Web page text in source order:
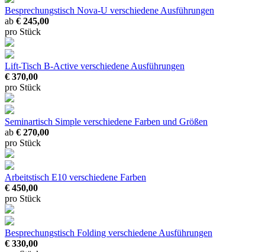
Besprechungstisch Nova-U verschiedene Ausführungen
ab € 245,00
pro Stück
Lift-Tisch B-Active verschiedene Ausführungen
€ 370,00
pro Stück
Seminartisch Simple verschiedene Farben und Größen
ab € 270,00
pro Stück
Arbeitstisch E10 verschiedene Farben
€ 450,00
pro Stück
Besprechungstisch Folding verschiedene Ausführungen
€ 330,00